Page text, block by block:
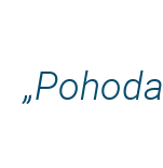
„Pohoda